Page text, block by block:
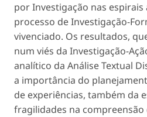
por Investigação nas
processo de Investigação-
vivenciado. Os resultados,
num viés da Investigação-
analítico da Análise Textual
a importância do
de experiências, também da
fragilidades na